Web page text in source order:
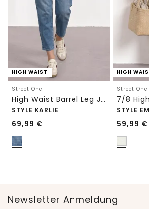
HIGH WAIST
Street One
High Waist Barrel Leg Jeans im Loose Fit
STYLE KARLIE
69,99 €
HIGH
Street One
STYLE
59,99 €
Newsletter Anmeldung